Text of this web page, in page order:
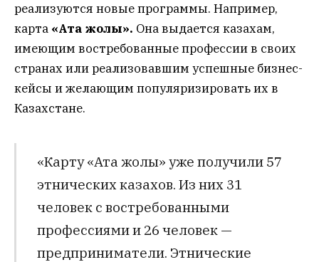
реализуются новые программы. Например,
карта «Ата жолы». Она выдается казахам,
имеющим востребованные профессии в своих
странах или реализовавшим успешные бизнес-
кейсы и желающим популяризировать их в
Казахстане.
«Карту «Ата жолы» уже получили 57
этнических казахов. Из них 31
человек с востребованными
профессиями и 26 человек —
предприниматели. Этнические